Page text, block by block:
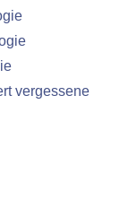
vergessene